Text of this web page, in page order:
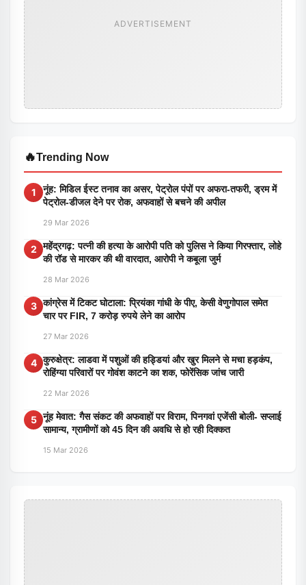
ADVERTISEMENT
🔥Trending Now
1
नूंह: मिडिल ईस्ट तनाव का असर, पेट्रोल पंपों पर अफरा-तफरी, ड्रम में
पेट्रोल-डीजल देने पर रोक, अफवाहों से बचने की अपील
29 Mar 2026
2
महेंद्रगढ़: पत्नी की हत्या के आरोपी पति को पुलिस ने किया गिरफ्तार, लोहे
की रॉड से मारकर की थी वारदात, आरोपी ने कबूला जुर्म
28 Mar 2026
3 कांग्रेस में टिकट घोटाला: प्रियंका गांधी के पीए, केसी वेणुगोपाल समेत
चार पर FIR, 7 करोड़ रुपये लेने का आरोप
27 Mar 2026
4 कुरुक्षेत्र: लाडवा में पशुओं की हड्डियां और खुर मिलने से मचा हड़कंप,
रोहिंग्या परिवारों पर गोवंश काटने का शक, फोरेंसिक जांच जारी
22 Mar 2026
5 नूंह मेवात: गैस संकट की अफवाहों पर विराम, पिनगवां एजेंसी बोली- सप्लाई
सामान्य, ग्रामीणों को 45 दिन की अवधि से हो रही दिक्कत
15 Mar 2026